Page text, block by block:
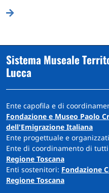
Sistema Museale
Lucca
Ente capofila e di
Fondazione e Museo Paolo
dell'Emigrazione Italiana
Ente progettuale e
Ente di coordinamento di
Regione Toscana
Enti sostenitori: Fondazione
Regione Toscana